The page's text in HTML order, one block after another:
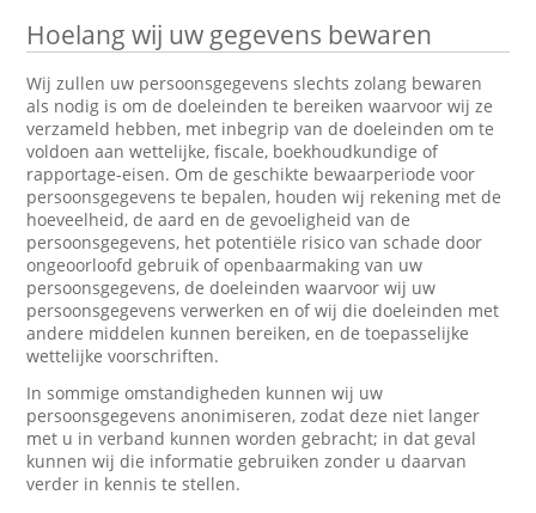
Hoelang wij uw gegevens bewaren
Wij zullen uw persoonsgegevens slechts zolang bewaren
als nodig is om de doeleinden te bereiken waarvoor wij ze
verzameld hebben, met inbegrip van de doeleinden om te
voldoen aan wettelijke, fiscale, boekhoudkundige of
rapportage-eisen. Om de geschikte bewaarperiode voor
persoonsgegevens te bepalen, houden wij rekening met de
hoeveelheid, de aard en de gevoeligheid van de
persoonsgegevens, het potentiële risico van schade door
ongeoorloofd gebruik of openbaarmaking van uw
persoonsgegevens, de doeleinden waarvoor wij uw
persoonsgegevens verwerken en of wij die doeleinden met
andere middelen kunnen bereiken, en de toepasselijke
wettelijke voorschriften.
In sommige omstandigheden kunnen wij uw
persoonsgegevens anonimiseren, zodat deze niet langer
met u in verband kunnen worden gebracht; in dat geval
kunnen wij die informatie gebruiken zonder u daarvan
verder in kennis te stellen.